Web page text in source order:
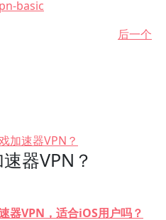
basic
后一个
加速器VPN？
器VPN？
器VPN，适合iOS用户吗？